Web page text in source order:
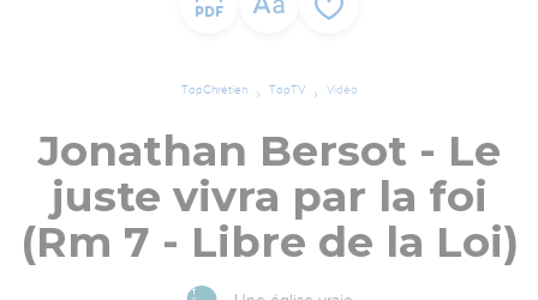
TopChrétien TopTV Vidéo
Jonathan Bersot - Le
juste vivra par la foi
(Rm 7 - Libre de la Loi)